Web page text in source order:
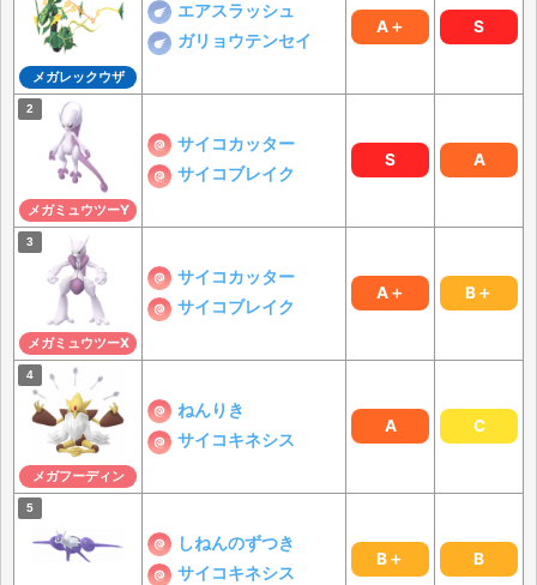
メガレックウザ
エアスラッシュ
ガリョウテンセイ
A＋ S
メガミュウツーY
サイコカッター
サイコブレイク
S A
メガミュウツーX
サイコカッター
サイコブレイク
A＋ B＋
メガフーディン
ねんりき
サイコキネシス
A C
しねんのずつき
サイコキネシス
B＋ B